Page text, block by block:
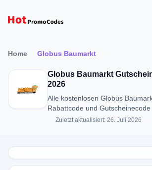
Home Globus Baumarkt
Globus Baumarkt
2026
Alle kostenlosen Globus
Rabattcode und Gutscheinecode
48% RABATT in August 2026
Zuletzt aktualisiert: 26. Juli 2026